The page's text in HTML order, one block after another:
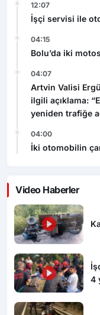
12:07
İşçi servisi ile
04:15
Bolu’da iki
04:07
Artvin Valisi
ilgili açıklama:
yeniden trafiğe
04:00
İki otomobilin
Video Haberler
4